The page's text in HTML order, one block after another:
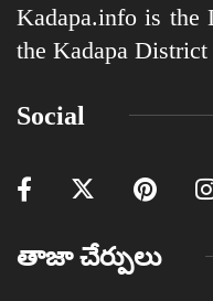
Kadapa.info is the
the Kadapa District
Social
తాజా చేర్పులు